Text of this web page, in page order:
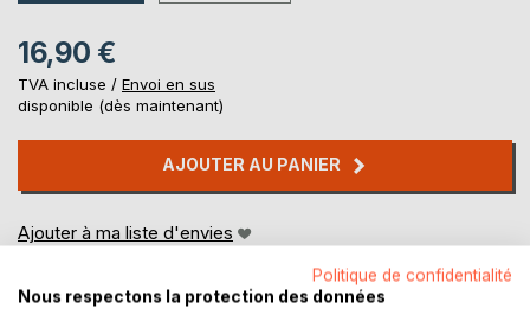
16,90 €
TVA incluse / Envoi en sus
disponible (dès maintenant)
AJOUTER AU PANIER
Ajouter à ma liste d'envies
Politique de confidentialité
Nous respectons la protection des données